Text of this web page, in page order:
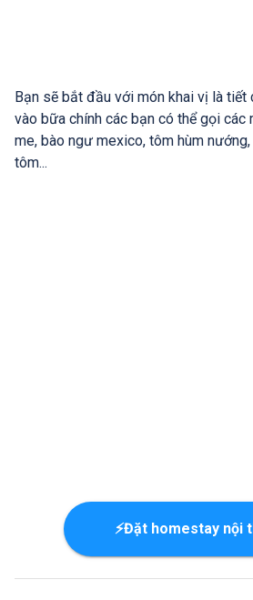
Bạn sẽ bắt đầu với món khai vị là tiết
vào bữa chính các bạn có thể gọi các
me, bào ngư mexico, tôm hùm
tôm...
⚡Đặt homestay nội